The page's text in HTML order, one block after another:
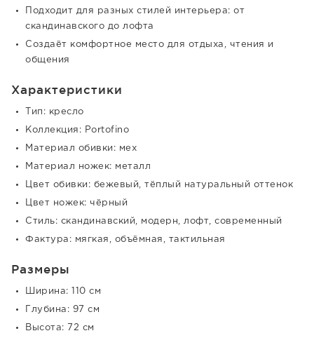
Подходит для разных стилей интерьера: от
скандинавского до лофта
Создаёт комфортное место для отдыха, чтения и
общения
Характеристики
Тип: кресло
Коллекция: Portofino
Материал обивки: мех
Материал ножек: металл
Цвет обивки: бежевый, тёплый натуральный оттенок
Цвет ножек: чёрный
Стиль: скандинавский, модерн, лофт, современный
Фактура: мягкая, объёмная, тактильная
Размеры
Ширина: 110 см
Глубина: 97 см
Высота: 72 см